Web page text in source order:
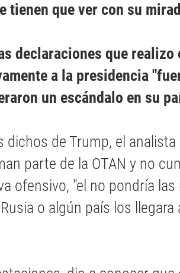
tienen que ver con su
declaraciones que
a la presidencia
un escándalo en su
dichos de Trump, el
parte de la OTAN y no
ofensivo, "el no pondría
o algún país los